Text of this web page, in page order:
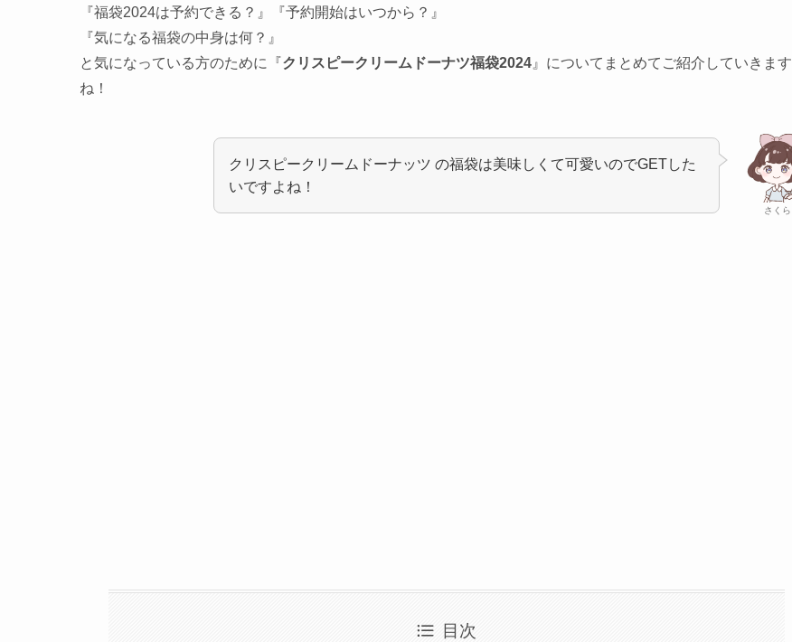
『福袋2024は予約できる？』『予約開始はいつから？』
『気になる福袋の中身は何？』
と気になっている方のために『クリスピークリームドーナツ福袋2024 』についてまとめてご紹介していきます
ね！
さくら
クリスピークリームドーナッツ の福袋は美味しくて可愛いのでGETした
いですよね！
目次